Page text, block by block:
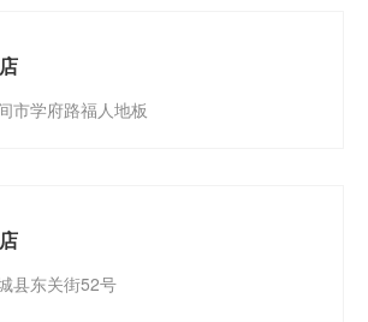
市学府路福人地板
县东关街52号